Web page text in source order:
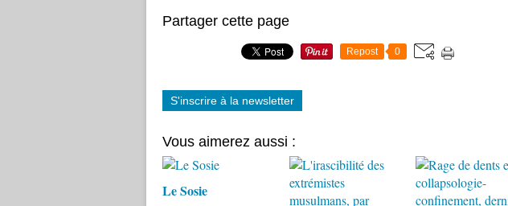
Partager cette page
Repost 0
S'inscrire à la newsletter
Vous aimerez aussi :
Le Sosie